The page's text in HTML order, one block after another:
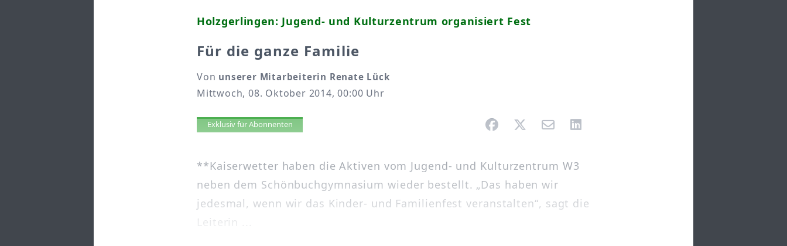
Holzgerlingen: Jugend- und Kulturzentrum organisiert Fest
Für die ganze Familie
Von unserer Mitarbeiterin Renate Lück
Mittwoch, 08. Oktober 2014, 00:00 Uhr
Artikel vorlesen
Exklusiv für Abonnenten
**Kaiserwetter haben die Aktiven vom Jugend- und Kulturzentrum W3
neben dem Schönbuchgymnasium wieder bestellt. „Das haben wir
jedesmal, wenn wir das Kinder- und Familienfest veranstalten“, sagt die
Leiterin ...